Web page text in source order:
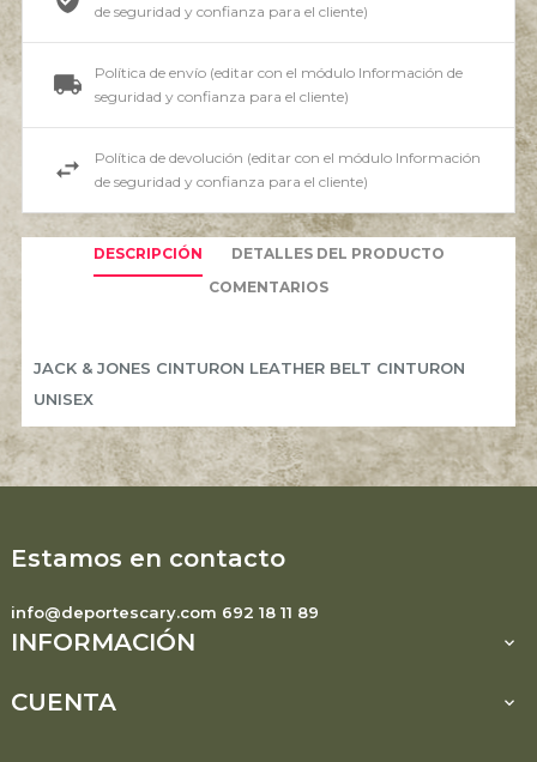
de seguridad y confianza para el cliente)
Política de envío (editar con el módulo Información de
seguridad y confianza para el cliente)
Política de devolución (editar con el módulo Información
de seguridad y confianza para el cliente)
DESCRIPCIÓN
DETALLES DEL PRODUCTO
COMENTARIOS
JACK & JONES CINTURON LEATHER BELT CINTURON
UNISEX
Estamos en contacto
info@deportescary.com 692 18 11 89
INFORMACIÓN 
CUENTA 